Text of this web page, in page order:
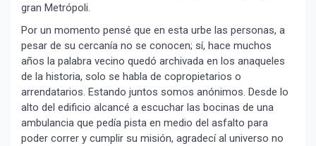
gran Metrópoli.
Por un momento pensé que en esta urbe las personas, a
pesar de su cercanía no se conocen; sí, hace muchos
años la palabra vecino quedó archivada en los anaqueles
de la historia, solo se habla de copropietarios o
arrendatarios. Estando juntos somos anónimos. Desde lo
alto del edificio alcancé a escuchar las bocinas de una
ambulancia que pedía pista en medio del asfalto para
poder correr y cumplir su misión, agradecí al universo no